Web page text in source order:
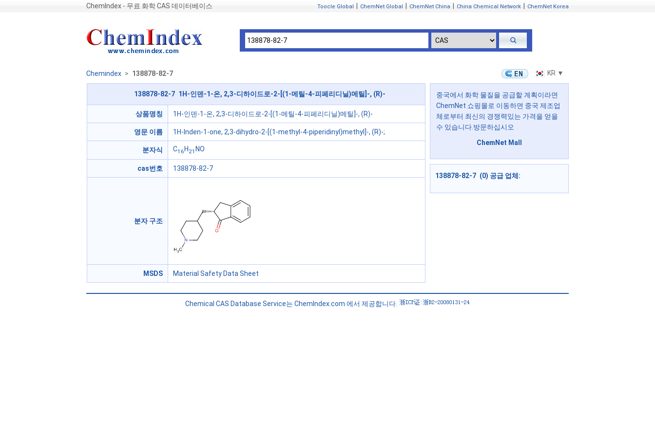
ChemIndex - 무료 화학 CAS 데이터베이스 Toocle Global ChemNet Global ChemNet China China Chemical Network ChemNet Korea
Chemindex > 138878-82-7 KR ▼
138878-82-7 1H-인덴-1-온, 2,3-디하이드로-2-[(1-메틸-4-피페리디닐)메틸]-, (R)-
상품명칭 1H-인덴-1-온, 2,3-디하이드로-2-[(1-메틸-4-피페리디닐)메틸]-, (R)-
영문 이름 1H-Inden-1-one, 2,3-dihydro-2-[(1-methyl-4-piperidinyl)methyl]-, (R)-;
분자식 C16 H 21 NO
cas번호 138878-82-7
분자 구조
MSDS Material Safety Data Sheet
중국에서 화학 물질을 공급할 계획이라면
ChemNet 쇼핑몰로 이동하면 중국 제조업
체로부터 최신의 경쟁력있는 가격을 얻을
수 있습니다.방문하십시오
ChemNet Mall
138878-82-7 (0) 공급 업체:
Chemical CAS Database Service는 ChemIndex.com 에서 제공합니다.